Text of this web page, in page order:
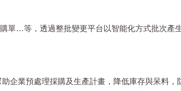
單…等，透過整批變更平台以智能化方式批次產
企業預處理採購及生產計畫，降低庫存與呆料，